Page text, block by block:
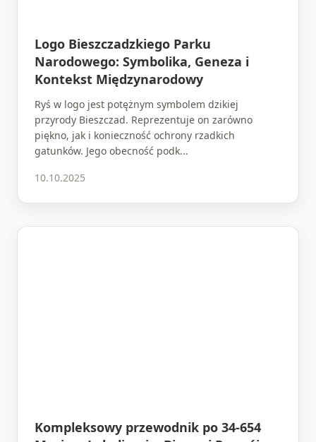
Logo Bieszczadzkiego Parku
Narodowego: Symbolika, Geneza i
Kontekst Międzynarodowy
Ryś w logo jest potężnym symbolem dzikiej
przyrody Bieszczad. Reprezentuje on zarówno
piękno, jak i konieczność ochrony rzadkich
gatunków. Jego obecność podk...
10.10.2025
Kompleksowy przewodnik po 34-654